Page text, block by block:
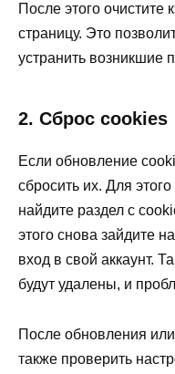
После этого очистите
страницу. Это
устранить возникшие
2. Сброс cookies
Если обновление
сбросить их. Для
найдите раздел с
этого снова зайдите
вход в свой аккаунт.
будут удалены, и
После обновления
также проверить